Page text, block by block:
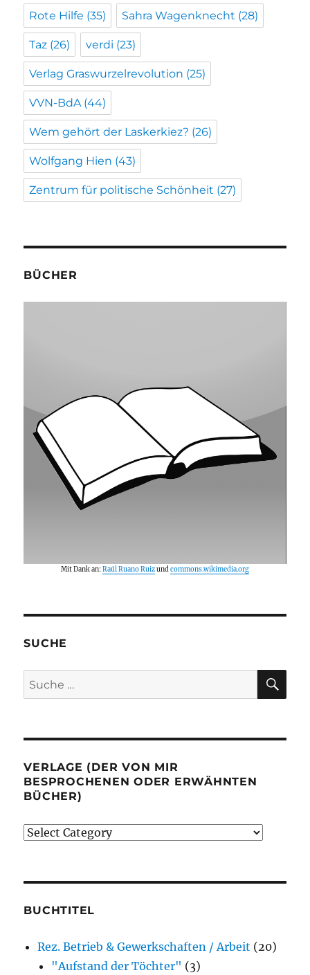
Rote Hilfe (35) Sahra Wagenknecht (28)
Taz (26) verdi (23)
Verlag Graswurzelrevolution (25)
VVN-BdA (44)
Wem gehört der Laskerkiez? (26)
Wolfgang Hien (43)
Zentrum für politische Schönheit (27)
BÜCHER
Mit Dank an:Raúl Ruano Ruizundcommons.wikimedia.org
SUCHE
Suche
nach:
VERLAGE (DER VON MIR
BESPROCHENEN ODER ERWÄHNTEN
BÜCHER)
Verlage
besprochenen
erwähnten
Bücher)
BUCHTITEL
Rez. Betrieb & Gewerkschaften / Arbeit (20)
"Aufstand der Töchter" (3)